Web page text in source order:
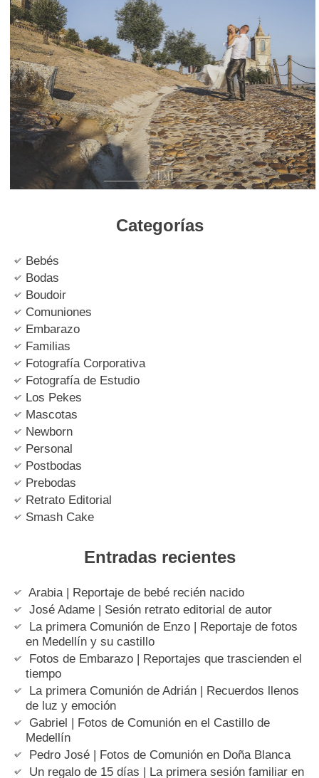
Categorías
Bebés
Bodas
Boudoir
Comuniones
Embarazo
Familias
Fotografía Corporativa
Fotografía de Estudio
Los Pekes
Mascotas
Newborn
Personal
Postbodas
Prebodas
Retrato Editorial
Smash Cake
Entradas recientes
Arabia | Reportaje de bebé recién nacido
José Adame | Sesión retrato editorial de autor
La primera Comunión de Enzo | Reportaje de fotos
en Medellín y su castillo
Fotos de Embarazo | Reportajes que trascienden el
tiempo
La primera Comunión de Adrián | Recuerdos llenos
de luz y emoción
Gabriel | Fotos de Comunión en el Castillo de
Medellín
Pedro José | Fotos de Comunión en Doña Blanca
Un regalo de 15 días | La primera sesión familiar en